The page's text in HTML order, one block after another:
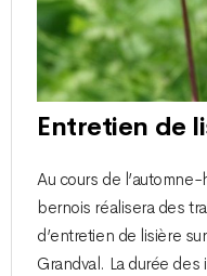
Entretien de
Au cours de
bernois réalisera des
d’entretien de lisière
Grandval. La durée